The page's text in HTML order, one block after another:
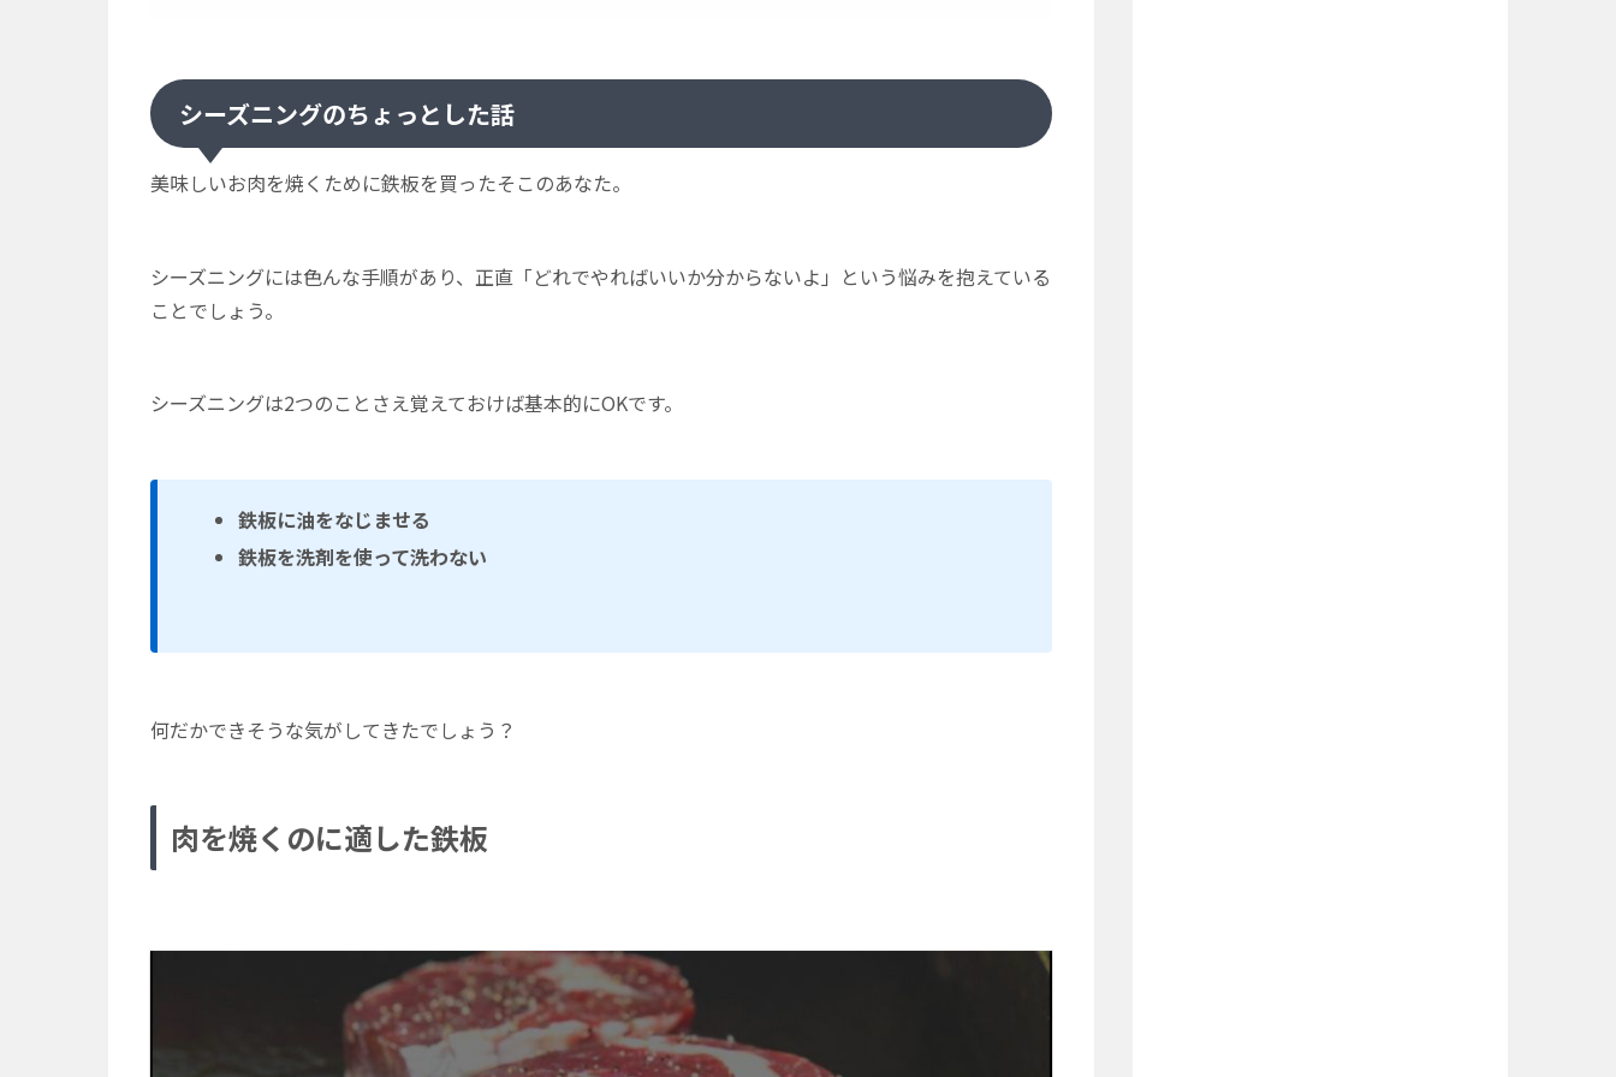
シーズニングのちょっとした話
美味しいお肉を焼くために鉄板を買ったそこのあなた。
シーズニングには色んな手順があり、正直「どれでやればいいか分からないよ」という悩みを抱えている
ことでしょう。
シーズニングは2つのことさえ覚えておけば基本的にOKです。
鉄板に油をなじませる
鉄板を洗剤を使って洗わない
何だかできそうな気がしてきたでしょう？
肉を焼くのに適した鉄板